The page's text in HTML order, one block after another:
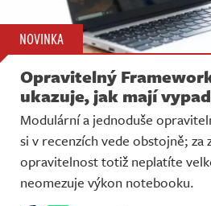
NOVINKA
Opravitelný
ukazuje, jak mají
Modulární a jednoduše
si v recenzích vede obstojně; za
opravitelnost totiž neplatíte
neomezuje výkon notebooku.